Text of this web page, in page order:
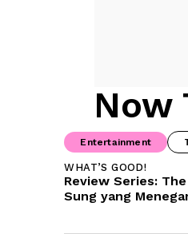
Now
Entertainment
WHAT’S GOOD!
Review Series:
Sung yang